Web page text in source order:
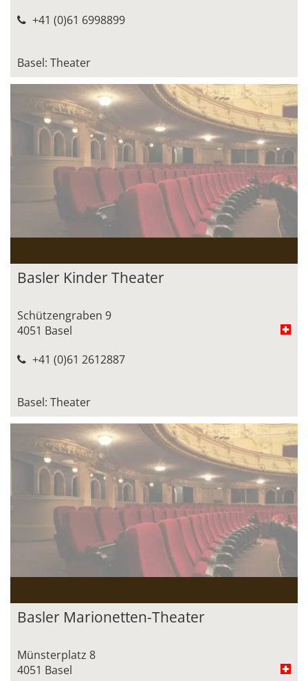
+41 (0)61 6998899
Basel: Theater
Basler Kinder Theater
Schützengraben 9
4051 Basel
+41 (0)61 2612887
Basel: Theater
Basler Marionetten-Theater
Münsterplatz 8
4051 Basel